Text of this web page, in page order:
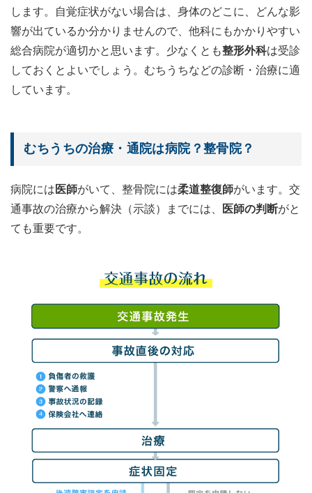
します。自覚症状がない場合は、身体のどこに、どんな影
響が出ているか分かりませんので、他科にもかかりやすい
総合病院が適切かと思います。少なくとも整形外科は受診
しておくとよいでしょう。むちうちなどの診断・治療に適
しています。
むちうちの治療・通院は病院？整骨院？
病院には 医師がいて、整骨院には柔道整復師がいます。交
通事故の治療から解決（示談）までには、
医師の判断がと
ても重要です。